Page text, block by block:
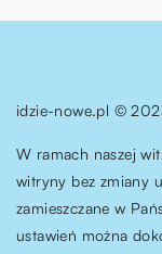
idzie-nowe.pl ©
W ramach naszej
witryny bez zmiany
zamieszczane w
ustawień można